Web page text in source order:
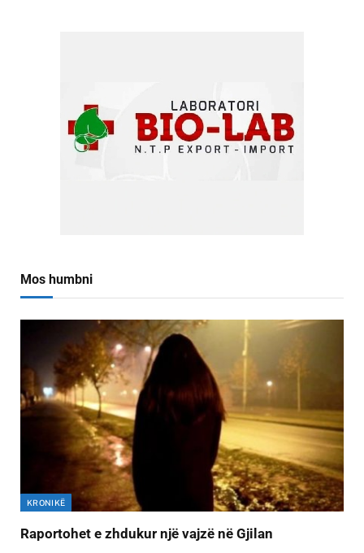
Mos humbni
KRONIKË
Raportohet e zhdukur një vajzë në Gjilan